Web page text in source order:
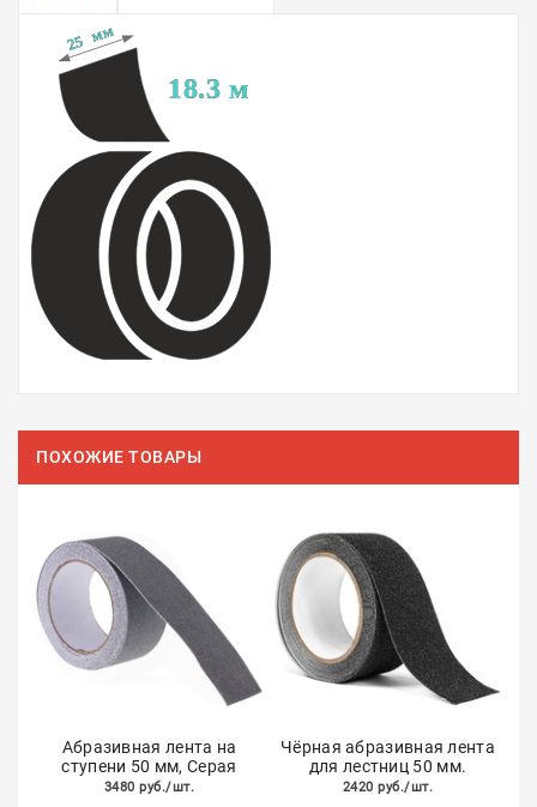
ПОХОЖИЕ ТОВАРЫ
Абразивная лента на
ступени 50 мм, Серая
3480 руб./шт.
Чёрная абразивная лента
для лестниц 50 мм.
2420 руб./шт.